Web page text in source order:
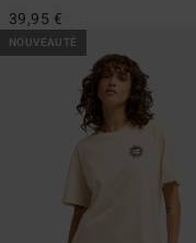
39,95 €
NOUVEAUTÉ